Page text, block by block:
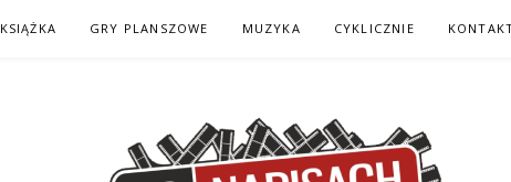
KSIĄŻKA GRY PLANSZOWE MUZYKA CYKLICZNIE